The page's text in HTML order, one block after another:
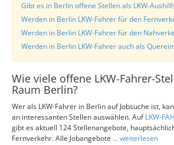
Gibt es in Berlin offene Stellen als LKW-
Werden in Berlin LKW-Fahrer für den
Werden in Berlin LKW-Fahrer für den
Werden in Berlin LKW-Fahrer auch als
Wie viele offene LKW-Fahrer-
Raum Berlin?
Wer als LKW-Fahrer in Berlin auf Jobsuche ist,
an interessanten Stellen auswählen. AufLKW-
gibt es aktuell 124 Stellenangebote,
Fernverkehr. Alle Jobangebote ... weiterlesen